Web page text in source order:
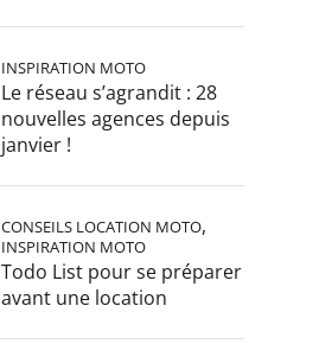
INSPIRATION MOTO
Le réseau s’agrandit : 28
nouvelles agences depuis
janvier !
CONSEILS LOCATION MOTO,
INSPIRATION MOTO
Todo List pour se préparer
avant une location